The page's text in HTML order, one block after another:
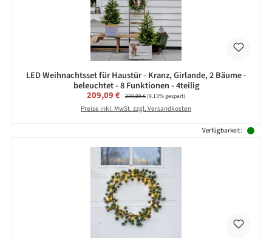
LED Weihnachtsset für Haustür - Kranz, Girlande, 2 Bäume -
beleuchtet - 8 Funktionen - 4teilig
Verkaufspreis:
209,09 € Regulärer Preis:
230,09 €(9.13% gespart)
Preise inkl. MwSt. zzgl. Versandkosten
Verfügbarkeit: